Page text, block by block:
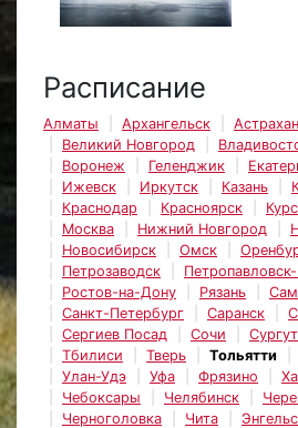
Расписание
Алматы Архангельск
Великий Новгород
Воронеж
Геленджик
Ижевск
Иркутск Казань
Краснодар
Красноярск
Москва
Нижний Новгород
Новосибирск
Омск
Петрозаводск
Ростов-на-Дону
Рязань
Санкт-Петербург
Саранск
Сергиев Посад
Сочи Сургут
Тбилиси
Тверь Тольятти
Улан-Удэ
Уфа Фрязино
Чебоксары
Челябинск
Черноголовка
Чита Энгельс